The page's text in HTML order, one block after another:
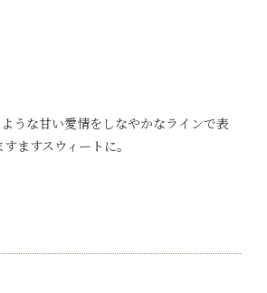
うな甘い愛情をしなやかなラインで表
ますスウィートに。